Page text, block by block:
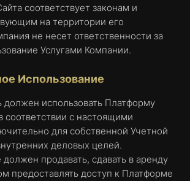
соответствует законам и
на территории его
не несет ответственности за
Услугами Компании.
Использование
должен использовать Платформу
соответствии с настоящими
для собственной Учетной
деловых целей.
должен продавать, сдавать в аренду
предоставлять доступ к Платформе
Эти файлы cookie не
информацию, которая прямо
посетителя. Вся
собранная этими файлами
анонимной. Такая
используется только для
работы Сайта. Файлы cookie
2 собирают информацию об
Сайта только в интересах
Сайта. Используя Сайт,
соглашается с тем, что